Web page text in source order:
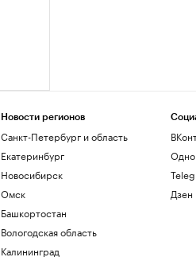
Новости регионов
Санкт-Петербург и область
Екатеринбург
Новосибирск
Омск
Башкортостан
Вологодская область
Калининград
Дзен